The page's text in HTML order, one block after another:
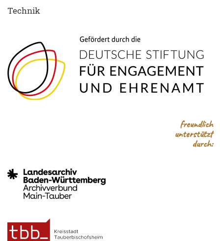
Technik
freundlich
unterstützt
durch: